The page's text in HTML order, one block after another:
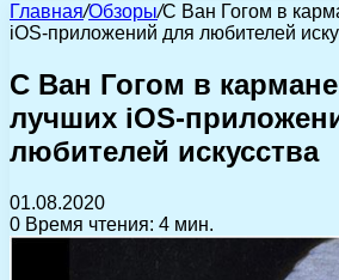
Главная/Обзоры/С Ван Гогом в
iOS-приложений для любителей
С Ван Гогом в
лучших iOS-
любителей искусства
01.08.2020
0 Время чтения: 4 мин.